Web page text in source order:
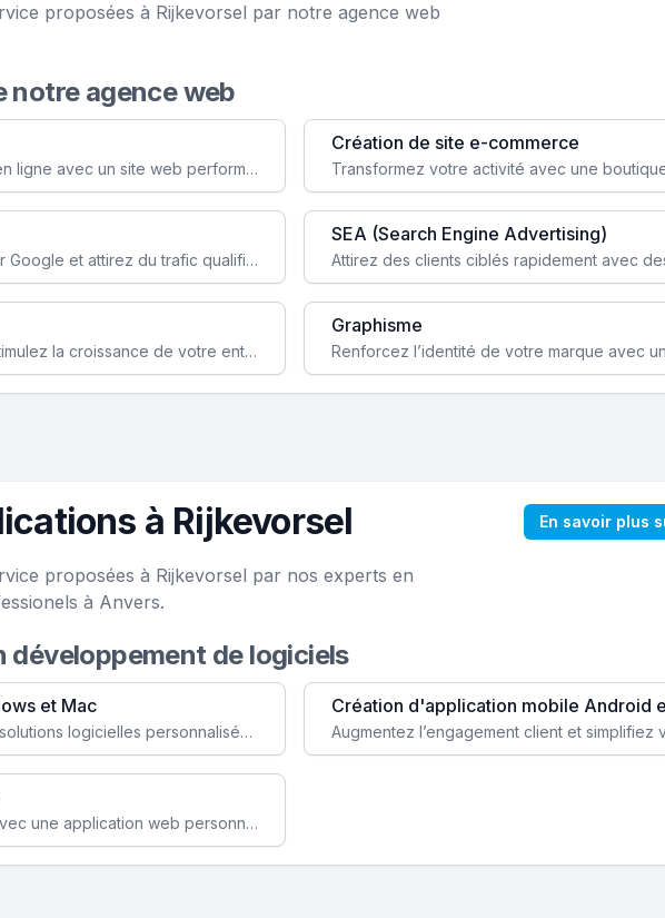
proposées à Rijkevorsel par notre agence web
notre agence web
Augmentez votre visibilité et crédibilité en ligne avec un site web performant, conçu pour attirer plus de clients.
Création de site e-commerce
Boostez la visibilité de votre site web sur Google et attirez du trafic qualifié grâce à nos stratégies SEO.
SEA (Search Engine Advertising)
Augmentez votre notoriété en ligne et stimulez la croissance de votre entreprise grâce à une stratégie sociale sur mesure.
Graphisme
à Rijkevorsel En savoir plus
proposées à Rijkevorsel par nos experts en
à Anvers.
développement de logiciels
et Mac
Faites évoluer votre business avec des solutions logicielles personnalisées, parfaitement adaptées à vos besoins spécifiques.
Création d'application mobile Android
Améliorez l'efficacité de votre société avec une application web personnalisée accessible partout et tout le temps.